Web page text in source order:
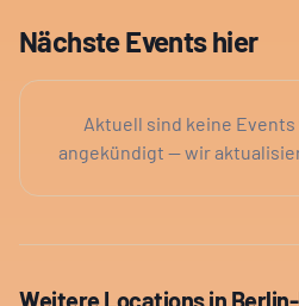
Nächste Events hier
Aktuell sind keine
angekündigt — wir
Weitere Locations in